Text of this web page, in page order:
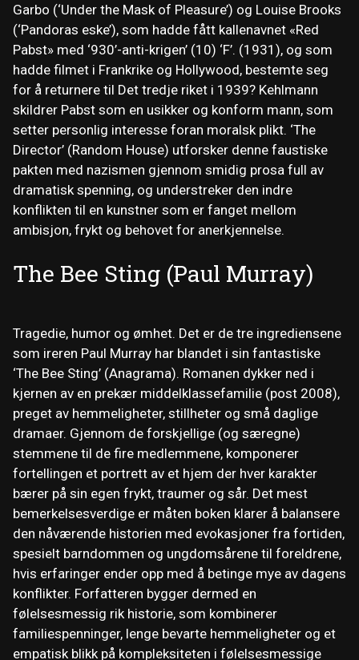
Garbo (‘Under the Mask of Pleasure’) og Louise Brooks
(‘Pandoras eske’), som hadde fått kallenavnet «Red
Pabst» med ‘930’-anti-krigen’ (10) ‘F’. (1931), og som
hadde filmet i Frankrike og Hollywood, bestemte seg
for å returnere til Det tredje riket i 1939? Kehlmann
skildrer Pabst som en usikker og konform mann, som
setter personlig interesse foran moralsk plikt. ‘The
Director’ (Random House) utforsker denne faustiske
pakten med nazismen gjennom smidig prosa full av
dramatisk spenning, og understreker den indre
konflikten til en kunstner som er fanget mellom
ambisjon, frykt og behovet for anerkjennelse.
The Bee Sting (Paul Murray)
Tragedie, humor og ømhet. Det er de tre ingrediensene
som ireren Paul Murray har blandet i sin fantastiske
‘The Bee Sting’ (Anagrama). Romanen dykker ned i
kjernen av en prekær middelklassefamilie (post 2008),
preget av hemmeligheter, stillheter og små daglige
dramaer. Gjennom de forskjellige (og særegne)
stemmene til de fire medlemmene, komponerer
fortellingen et portrett av et hjem der hver karakter
bærer på sin egen frykt, traumer og sår. Det mest
bemerkelsesverdige er måten boken klarer å balansere
den nåværende historien med evokasjoner fra fortiden,
spesielt barndommen og ungdomsårene til foreldrene,
hvis erfaringer ender opp med å betinge mye av dagens
konflikter. Forfatteren bygger dermed en
følelsesmessig rik historie, som kombinerer
familiespenninger, lenge bevarte hemmeligheter og et
empatisk blikk på kompleksiteten i følelsesmessige